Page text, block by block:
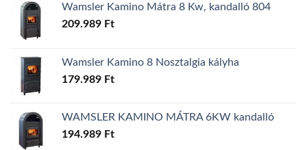
Wamsler Kamino Mátra 8 Kw, kandalló 804
209.989 Ft
Wamsler Kamino 8 Nosztalgia kályha
179.989 Ft
WAMSLER KAMINO MÁTRA 6KW kandalló
194.989 Ft